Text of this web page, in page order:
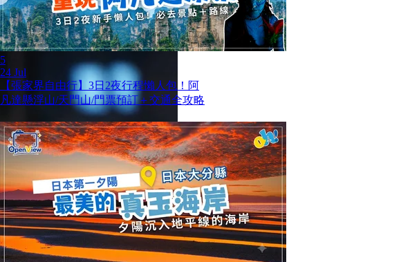
5
24 Jul
【張家界自由行】3日2夜行程懶人包！阿
凡達懸浮山/天門山/門票預訂＋交通全攻略